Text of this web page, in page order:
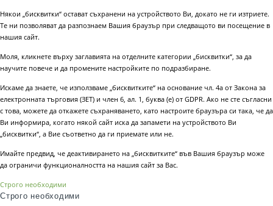
Някои „бисквитки“ остават съхранени на устройството Ви, докато не ги изтриете.
Те ни позволяват да разпознаем Вашия браузър при следващото ви посещение в
нашия сайт.
Моля, кликнете върху заглавията на отделните категории „бисквитки“, за да
научите повече и да промените настройките по подразбиране.
Искаме да знаете, че използваме „бисквитките“ на основание чл. 4а от Закона за
електронната търговия (ЗЕТ) и член 6, ал. 1, буква (е) от GDPR. Ако не сте съгласни
с това, можете да откажете съхраняването, като настроите браузъра си така, че да
Ви информира, когато някой сайт иска да запамети на устройството Ви
„бисквитки“, а Вие съответно да ги приемате или не.
Имайте предвид, че деактивирането на „бисквитките“ във Вашия браузър може
да ограничи функционалността на нашия сайт за Вас.
Строго необходими
Строго необходими